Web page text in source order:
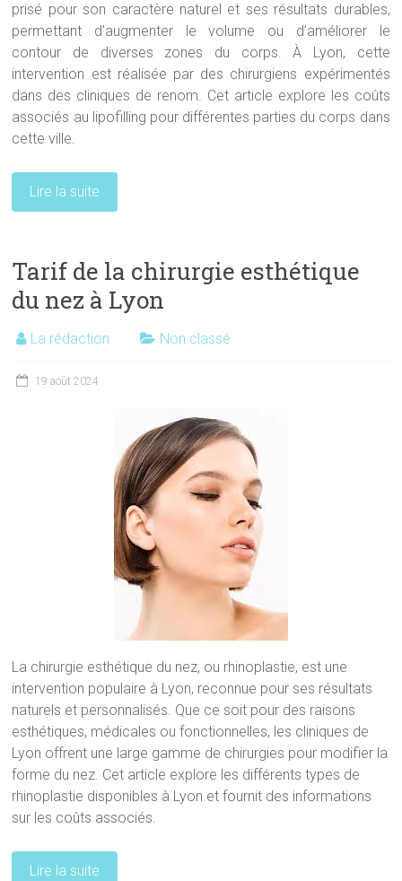
prisé pour son caractère naturel et ses résultats durables,
permettant d’augmenter le volume ou d’améliorer le
contour de diverses zones du corps. À Lyon, cette
intervention est réalisée par des chirurgiens expérimentés
dans des cliniques de renom. Cet article explore les coûts
associés au lipofilling pour différentes parties du corps dans
cette ville.
Lire la suite
Tarif de la chirurgie esthétique
du nez à Lyon
La rédaction Non classé
19 août 2024
La chirurgie esthétique du nez, ou rhinoplastie, est une
intervention populaire à Lyon, reconnue pour ses résultats
naturels et personnalisés. Que ce soit pour des raisons
esthétiques, médicales ou fonctionnelles, les cliniques de
Lyon offrent une large gamme de chirurgies pour modifier la
forme du nez. Cet article explore les différents types de
rhinoplastie disponibles à Lyon et fournit des informations
sur les coûts associés.
Lire la suite